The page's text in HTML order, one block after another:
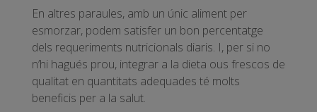
En altres paraules, amb un únic aliment per
esmorzar, podem satisfer un bon percentatge
dels requeriments nutricionals diaris. I, per si no
n’hi hagués prou, integrar a la dieta ous frescos de
qualitat en quantitats adequades té molts
beneficis per a la salut.